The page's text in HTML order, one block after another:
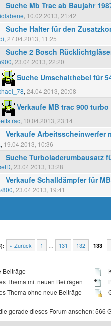
Suche Mb Trac ab Baujahr
, 10.02.2013, 21:42
Suche Halter für den
, 27.04.2013, 11:25
Suche 2 Bosch
, 23.04.2013, 22:20
Suche Umschalthebel für
, 24.04.2013, 20:08
Verkaufe MB trac 900 turbo
, 10.04.2013, 23:14
Verkaufe Arbeitsscheinwerfer
, 19.04.2013, 10:36
Suche Turboladerumbausatz
, 23.04.2013, 13:28
Verkaufe Schalldämpfer für
800, 23.04.2013, 19:41
« Zurück 1 … 131 132 133
Beiträge
Thema mit neuen Beiträgen
Thema ohne neue Beiträge
gerade dieses Forum ansehen: 566